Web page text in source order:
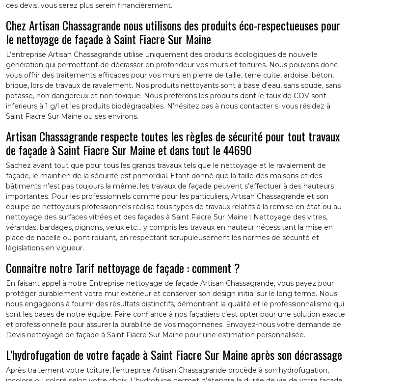
ces devis, vous serez plus serein financièrement.
Chez Artisan Chassagrande nous utilisons des produits éco-respectueuses pour
le nettoyage de façade à Saint Fiacre Sur Maine
L’entreprise Artisan Chassagrande utilise uniquement des produits écologiques de nouvelle
génération qui permettent de décrasser en profondeur vos murs et toitures. Nous pouvons donc
vous offrir des traitements efficaces pour vos murs en pierre de taille, terre cuite, ardoise, béton,
brique, lors de travaux de ravalement. Nos produits nettoyants sont à base d'eau, sans soude, sans
potasse, non dangereux et non toxique. Nous préférons les produits dont le taux de COV sont
inferieurs à 1 g/l et les produits biodégradables. N’hésitez pas à nous contacter si vous résidez à
Saint Fiacre Sur Maine ou ses environs.
Artisan Chassagrande respecte toutes les règles de sécurité pour tout travaux
de façade à Saint Fiacre Sur Maine et dans tout le 44690
Sachez avant tout que pour tous les grands travaux tels que le nettoyage et le ravalement de
façade, le maintien de la sécurité est primordial. Etant donné que la taille des maisons et des
bâtiments n’est pas toujours la même, les travaux de façade peuvent s’effectuer à des hauteurs
importantes. Pour les professionnels comme pour les particuliers, Artisan Chassagrande et son
équipe de nettoyeurs professionnels réalise tous types de travaux relatifs à la remise en état ou au
nettoyage des surfaces vitrées et des façades à Saint Fiacre Sur Maine : Nettoyage des vitres,
vérandas, bardages, pignons, velux etc… y compris les travaux en hauteur nécessitant la mise en
place de nacelle ou pont roulant, en respectant scrupuleusement les normes de sécurité et
législations en vigueur.
Connaitre notre Tarif nettoyage de façade : comment ?
En faisant appel à notre Entreprise nettoyage de façade Artisan Chassagrande, vous payez pour
protéger durablement votre mur extérieur et conserver son design initial sur le long terme. Nous
nous engageons à fournir des résultats distinctifs, démontrant la qualité et le professionnalisme qui
sont les bases de notre équipe. Faire confiance à nos façadiers c’est opter pour une solution exacte
et professionnelle pour assurer la durabilité de vos maçonneries. Envoyez-nous votre demande de
Devis nettoyage de façade à Saint Fiacre Sur Maine pour une estimation personnalisée.
L’hydrofugation de votre façade à Saint Fiacre Sur Maine après son décrassage
Après traitement votre toiture, l’entreprise Artisan Chassagrande procède à son hydrofugation,